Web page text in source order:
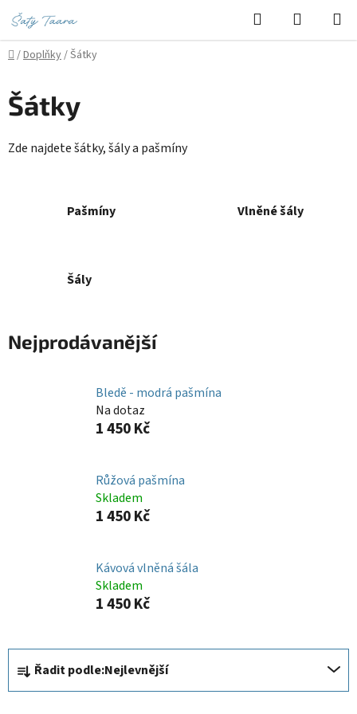
na
obsah
Hledat
KOŠÍK
Domů
/Doplňky/Šátky
Šátky
Zde najdete šátky, šály a pašmíny
Pašmíny Vlněné šály
Šály
Nejprodávanější
Bledě - modrá pašmína
Na dotaz
1 450 Kč
Růžová pašmína
Skladem
1 450 Kč
Kávová vlněná šála
Skladem
1 450 Kč
Ř
a
z
Řadit podle:Nejlevnější